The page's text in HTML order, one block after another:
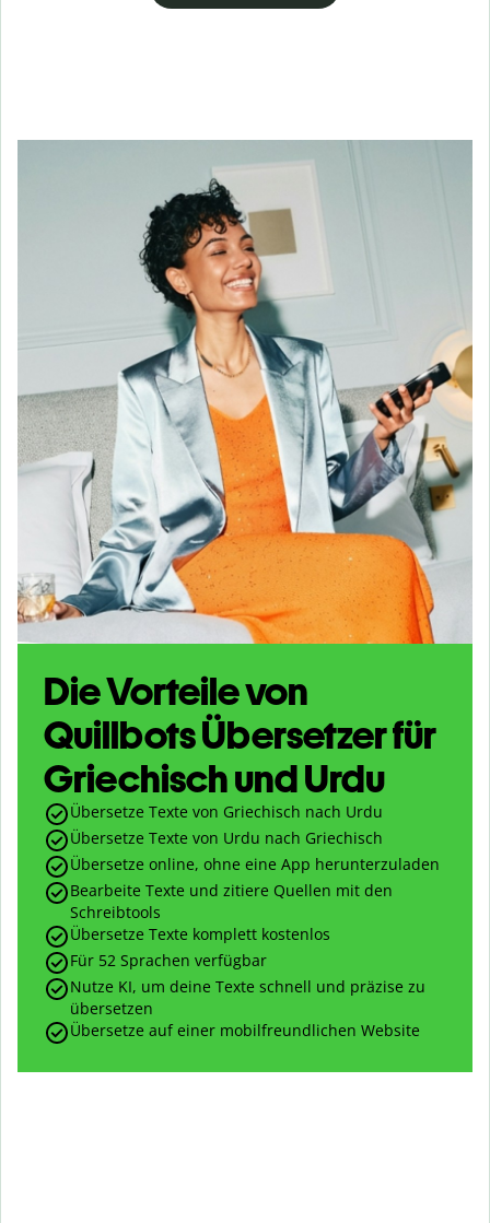
Die Vorteile von
Quillbots Übersetzer für
Griechisch und Urdu
Übersetze Texte von Griechisch nach Urdu
Übersetze Texte von Urdu nach Griechisch
Übersetze online, ohne eine App herunterzuladen
Bearbeite Texte und zitiere Quellen mit den
Schreibtools
Übersetze Texte komplett kostenlos
Für 52 Sprachen verfügbar
Nutze KI, um deine Texte schnell und präzise zu
übersetzen
Übersetze auf einer mobilfreundlichen Website